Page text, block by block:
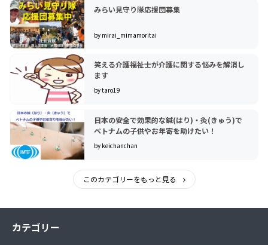
みらい見守り隊応援団募集
by mirai_mimamoritai
笑える介護福祉士が介護に関する悩みを解消し
ます
by taro19
日本の安全で効果的な鍼(はり)・灸(きゅう)で
ベトナムの子供やお年寄を助けたい！
by keichanchan
このカテゴリーをもっと見る
カテゴリー